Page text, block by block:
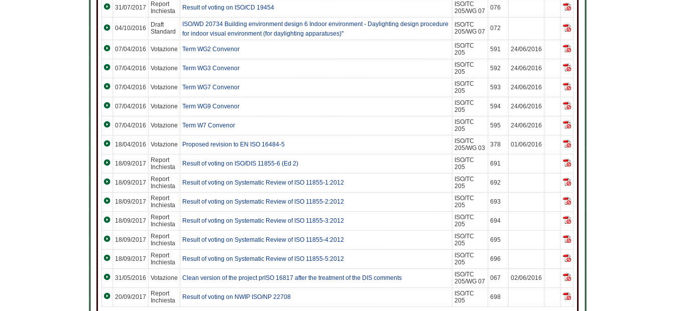
31/07/2017
Report
Inchiesta
Result of voting on ISO/CD 19454
ISO/TC
205/WG 07
076
04/10/2016
Draft
Standard
ISO/WD 20734 Building environment design 6 Indoor environment - Daylighting design procedure
for indoor visual environment (for daylighting apparatuses)"
ISO/TC
205/WG 07
072
07/04/2016 Votazione Term WG2 Convenor
ISO/TC
205
591 24/06/2016
07/04/2016 Votazione Term WG3 Convenor
ISO/TC
205
592 24/06/2016
07/04/2016 Votazione Term WG7 Convenor
ISO/TC
205
593 24/06/2016
07/04/2016 Votazione Term WG9 Convenor
ISO/TC
205
594 24/06/2016
07/04/2016 Votazione Term W7 Convenor
ISO/TC
205
595 24/06/2016
18/04/2016 Votazione Proposed revision to EN ISO 16484-5
ISO/TC
205/WG 03
378 01/06/2016
18/09/2017
Report
Inchiesta
Result of voting on ISO/DIS 11855-6 (Ed 2)
ISO/TC
205
691
18/09/2017
Report
Inchiesta
Result of voting on Systematic Review of ISO 11855-1:2012
ISO/TC
205
692
18/09/2017
Report
Inchiesta
Result of voting on Systematic Review of ISO 11855-2:2012
ISO/TC
205
693
18/09/2017
Report
Inchiesta
Result of voting on Systematic Review of ISO 11855-3:2012
ISO/TC
205
694
18/09/2017
Report
Inchiesta
Result of voting on Systematic Review of ISO 11855-4:2012
ISO/TC
205
695
18/09/2017
Report
Inchiesta
Result of voting on Systematic Review of ISO 11855-5:2012
ISO/TC
205
696
31/05/2016 Votazione Clean version of the project prISO 16817 after the treatment of the DIS comments
ISO/TC
205/WG 07
067 02/06/2016
20/09/2017
Report
Inchiesta
Result of voting on NWIP ISO/NP 22708
ISO/TC
205
698